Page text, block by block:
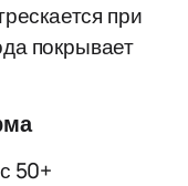
при
покрывает
50+